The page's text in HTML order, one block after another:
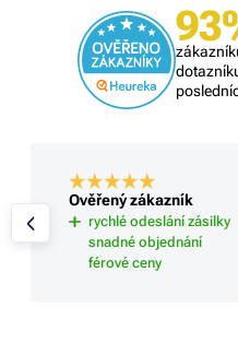
Ověřený zákazník
rychlé odeslání zásilky
snadné objednání
férové ceny